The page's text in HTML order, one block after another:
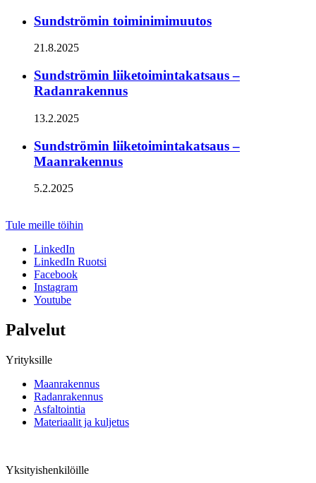
Sundströmin toiminimimuutos
21.8.2025
Sundströmin liiketoimintakatsaus –
Radanrakennus
13.2.2025
Sundströmin liiketoimintakatsaus –
Maanrakennus
5.2.2025
Infra
Tule meille töihin
LinkedIn
LinkedIn Ruotsi
Facebook
Instagram
Youtube
Palvelut
Yrityksille
Maanrakennus
Radanrakennus
Asfaltointia
Materiaalit ja kuljetus
Yksityishenkilöille